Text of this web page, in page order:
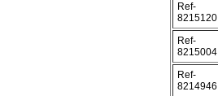
Ref-
8215120
Ref-
8215004
Ref-
8214946